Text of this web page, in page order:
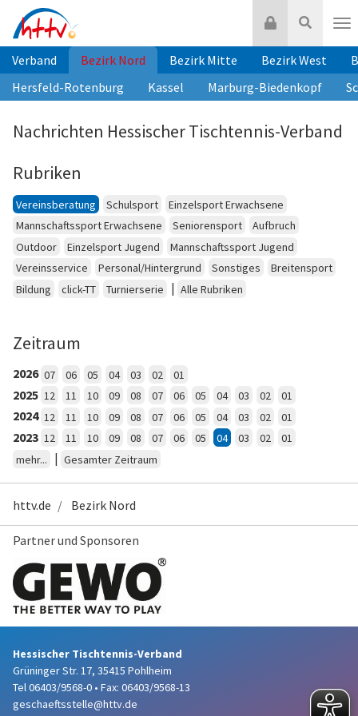
Inhalt
springen
Suche
Login
Verband Bezirk Nord Bezirk Mitte Bezirk West
Hersfeld-Rotenburg
Kassel Marburg-Biedenkopf
Nachrichten Hessischer Tischtennis-Verband
Rubriken
Vereinsberatung Schulsport
Einzelsport Erwachsene
Mannschaftssport Erwachsene
Seniorensport
Aufbruch
Outdoor
Einzelsport Jugend
Mannschaftssport Jugend
Vereinsservice
Personal/Hintergrund Sonstiges
Breitensport
Bildung
click-TT Turnierserie | Alle Rubriken
Zeitraum
2026 07 06 05 04 03 02 01
2025 12 11 10 09 08 07 06 05 04 03 02 01
2024 12 11 10 09 08 07 06 05 04 03 02 01
2023 12 11 10 09 08 07 06 05 04 03 02
01
mehr...
| Gesamter Zeitraum
httv.de Bezirk Nord
Partner und Sponsoren
Hessischer Tischtennis-Verband
Grüninger Str. 17, 35415 Pohlheim
Tel 06403/9568-0 • Fax: 06403/9568-13
geschaeftsstelle@httv.de